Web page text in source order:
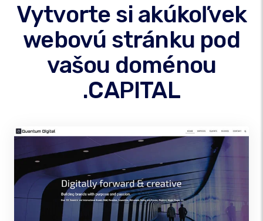
Vytvorte si akúkoľvek
webovú stránku pod
vašou doménou
.CAPITAL